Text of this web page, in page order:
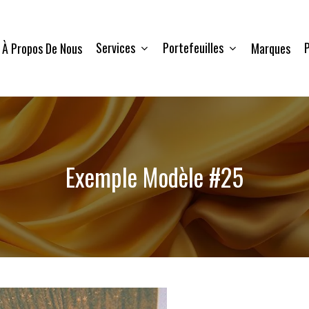
À Propos De Nous Services Portefeuilles Marques
Exemple Modèle #25